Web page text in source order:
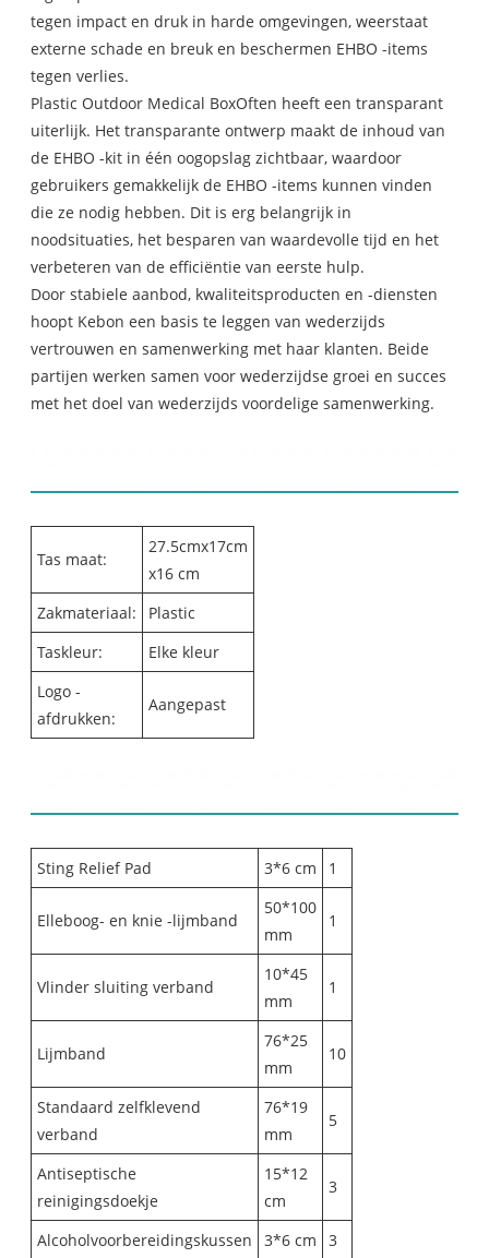
tegen impact en druk in harde omgevingen, weerstaat
externe schade en breuk en beschermen EHBO -items
tegen verlies.
Plastic Outdoor Medical BoxOften heeft een transparant
uiterlijk. Het transparante ontwerp maakt de inhoud van
de EHBO -kit in één oogopslag zichtbaar, waardoor
gebruikers gemakkelijk de EHBO -items kunnen vinden
die ze nodig hebben. Dit is erg belangrijk in
noodsituaties, het besparen van waardevolle tijd en het
verbeteren van de efficiëntie van eerste hulp.
Door stabiele aanbod, kwaliteitsproducten en -diensten
hoopt Kebon een basis te leggen van wederzijds
vertrouwen en samenwerking met haar klanten. Beide
partijen werken samen voor wederzijdse groei en succes
met het doel van wederzijds voordelige samenwerking.
Tas maat:
27.5cmx17cm
x16 cm
Zakmateriaal:
Plastic
Taskleur:
Elke kleur
Logo -
afdrukken:
Aangepast
Sting Relief Pad 3*6 cm 1
Elleboog- en knie -lijmband
50*100
mm
1
Vlinder sluiting verband
10*45
mm
1
Lijmband
76*25
mm
10
Standaard zelfklevend
verband
76*19
mm
5
Antiseptische
reinigingsdoekje
15*12
cm
3
Alcoholvoorbereidingskussen 3*6 cm 3